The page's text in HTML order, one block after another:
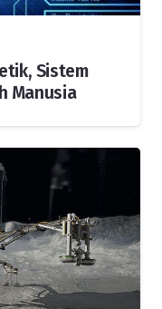
Sistem
Manusia